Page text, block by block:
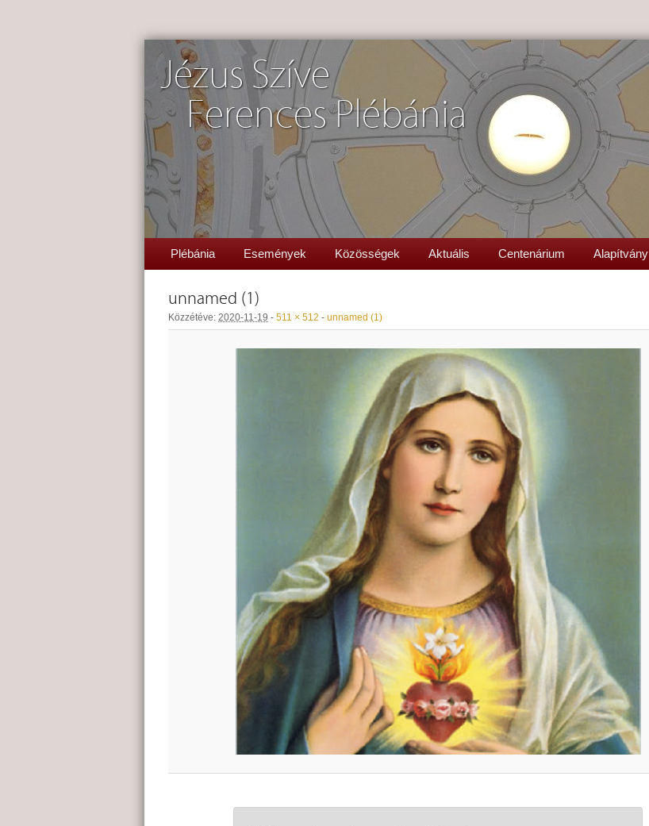
Jézus Szíve
Ferences Plébánia
Plébánia Események Közösségek Aktuális Centenárium Alapítvány
unnamed (1)
Közzétéve: 2020-11-19 - 511 × 512 - unnamed (1)